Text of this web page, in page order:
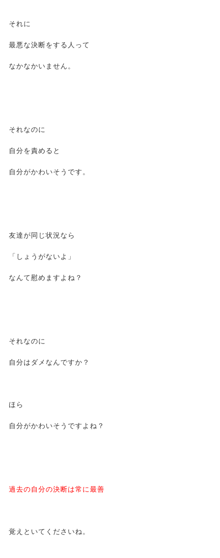
それに
最悪な決断をする人って
なかなかいません。
それなのに
自分を責めると
自分がかわいそうです。
友達が同じ状況なら
「しょうがないよ」
なんて慰めますよね？
それなのに
自分はダメなんですか？
ほら
自分がかわいそうですよね？
過去の自分の決断は常に最善
覚えといてくださいね。